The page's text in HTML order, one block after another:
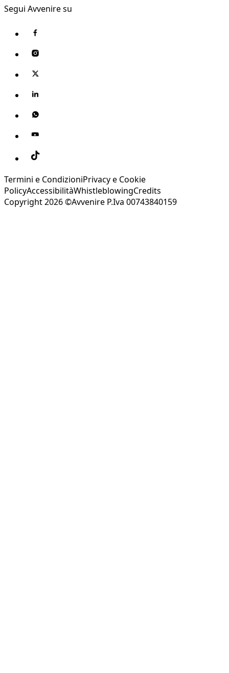
Segui Avvenire su
Termini e CondizioniPrivacy e Cookie
PolicyAccessibilitàWhistleblowingCredits
Copyright 2026 ©Avvenire P.Iva 00743840159